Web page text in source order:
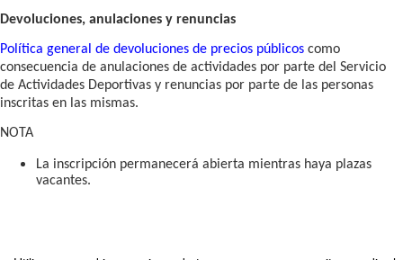
Devoluciones, anulaciones y renuncias
Política general de devoluciones de precios públicos como
consecuencia de anulaciones de actividades por parte del Servicio
de Actividades Deportivas y renuncias por parte de las personas
inscritas en las mismas.
NOTA
La inscripción permanecerá abierta mientras haya plazas
vacantes.